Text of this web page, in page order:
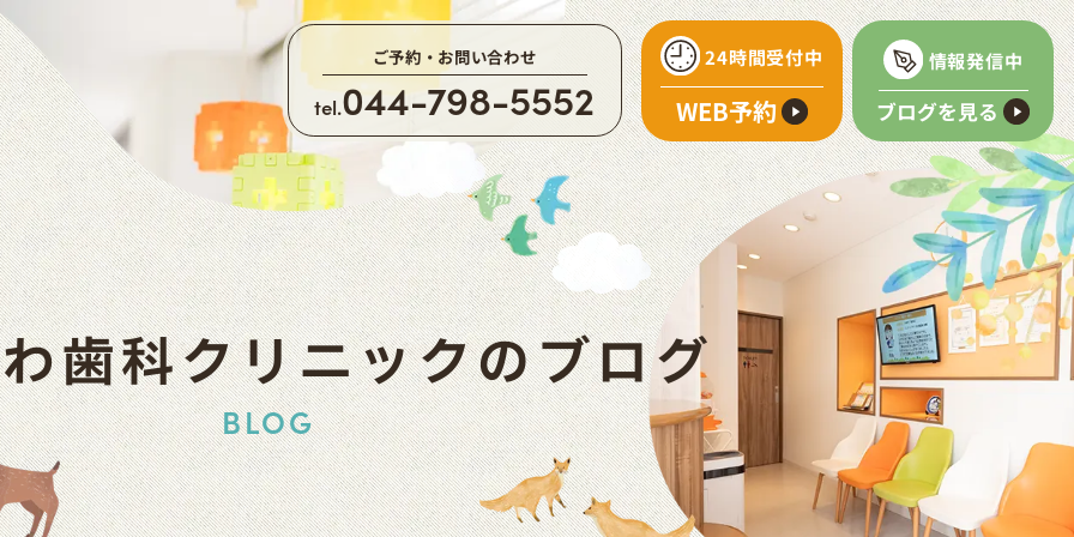
ご予約・お問い合わせ
tel.044-798-5552
24時間受付中
WEB予約
情報発信中
ブログを見る
歯科クリニックのブログ
BLOG